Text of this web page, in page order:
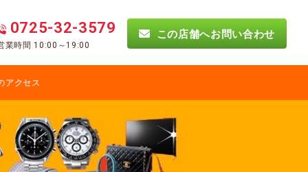
0725-32-3579
業時間 10:00～19:00
この店舗へお問い合わせ
アクセス